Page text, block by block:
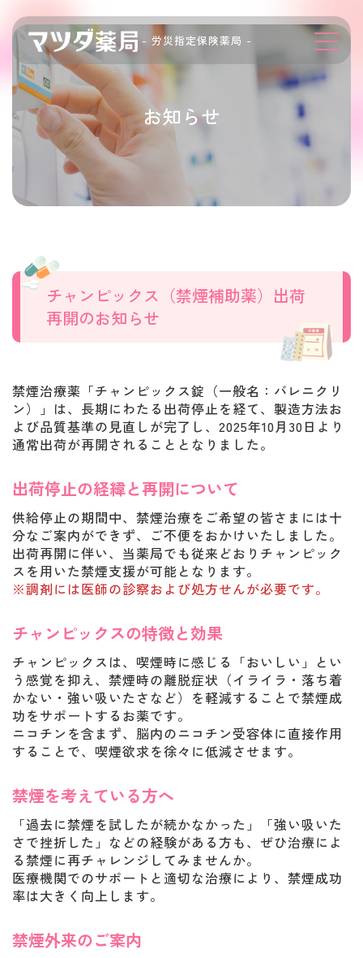
- 労災指定保険薬局 -
お知らせ
チャンピックス（禁煙補助薬）出荷
再開のお知らせ
禁煙治療薬「チャンピックス錠（一般名：バレニクリ
ン）」は、長期にわたる出荷停止を経て、製造方法お
よび品質基準の見直しが完了し、2025年10月30日より
通常出荷が再開されることとなりました。
出荷停止の経緯と再開について
供給停止の期間中、禁煙治療をご希望の皆さまには十
分なご案内ができず、ご不便をおかけいたしました。
出荷再開に伴い、当薬局でも従来どおりチャンピック
スを用いた禁煙支援が可能となります。
※調剤には医師の診察および処方せんが必要です。
チャンピックスの特徴と効果
チャンピックスは、喫煙時に感じる「おいしい」とい
う感覚を抑え、禁煙時の離脱症状（イライラ・落ち着
かない・強い吸いたさなど）を軽減することで禁煙成
功をサポートするお薬です。
ニコチンを含まず、脳内のニコチン受容体に直接作用
することで、喫煙欲求を徐々に低減させます。
禁煙を考えている方へ
「過去に禁煙を試したが続かなかった」「強い吸いた
さで挫折した」などの経験がある方も、ぜひ治療によ
る禁煙に再チャレンジしてみませんか。
医療機関でのサポートと適切な治療により、禁煙成功
率は大きく向上します。
禁煙外来のご案内